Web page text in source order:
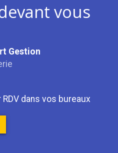
vous
Gestion
dans vos bureaux